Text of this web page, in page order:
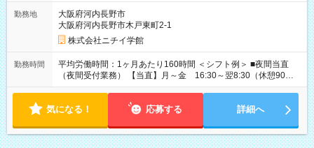
勤務地
大阪府河内長野市
大阪府河内長野市木戸東町2-1
株式会社ニチイ学館
勤務時間
平均労働時間：1ヶ月あたり160時間 ＜シフト例＞ ■夜間当直
（夜間受付業務） 【当直】月～金 16:30～翌8:30（休憩90
分） 【当直】土日祝 17:00～翌8:30（休憩90分） 【日直】土
10～11日の勤務 平均労働時間：1ヶ月あたり160時間 ＜シフト
8:30（休憩90分） 【当直】土日祝 17:00～翌8:30（休憩90
分） 【日直】土日祝 8:30～17:00（休憩60分） ※夜間当直と
気になる！ 応募する 詳細へ